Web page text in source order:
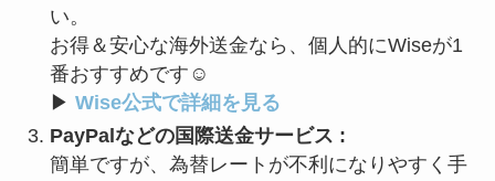
い。
お得＆安心な海外送金なら、個人的にWiseが1
番おすすめです☺︎
▶︎ Wise公式で詳細を見る
PayPalなどの国際送金サービス :
簡単ですが、為替レートが不利になりやすく手